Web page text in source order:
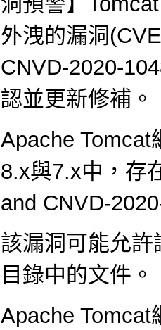
外洩的漏洞
CNVD-2020-
認並更新修補
Apache Tomcat
8.x與7.x中，存
and CNVD-
該漏洞可能允許
目錄中的文件。
Apache Tomcat